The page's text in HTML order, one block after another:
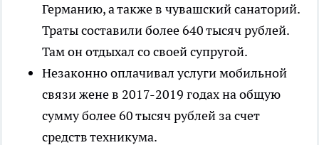
Германию, а также в чувашский санаторий.
Траты составили более 640 тысяч рублей.
Там он отдыхал со своей супругой.
Незаконно оплачивал услуги мобильной
связи жене в 2017-2019 годах на общую
сумму более 60 тысяч рублей за счет
средств техникума.